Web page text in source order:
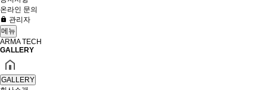
온라인 문의
관리자
메뉴
ARMA TECH
GALLERY
GALLERY